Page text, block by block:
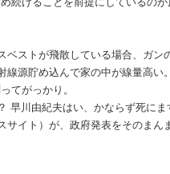
ベストが飛散している場合、ガ
源貯め込んで家の中が線量高
てがっかり。
早川由紀夫はい、かならず死にま
サイト）が、政府発表をそのま